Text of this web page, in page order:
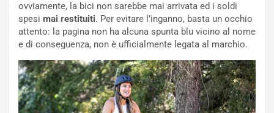
ovviamente, la bici non sarebbe mai arrivata ed i soldi
spesi mai restituiti. Per evitare l’inganno, basta un occhio
attento: la pagina non ha alcuna spunta blu vicino al nome
e di conseguenza, non è ufficialmente legata al marchio.
o
a
e
n
e
D
D
F